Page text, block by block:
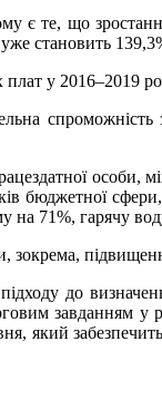
є те, що
становить
у 2016–2019
спроможність
особи,
бюджетної
на 71%, гарячу
до
завданням у
який